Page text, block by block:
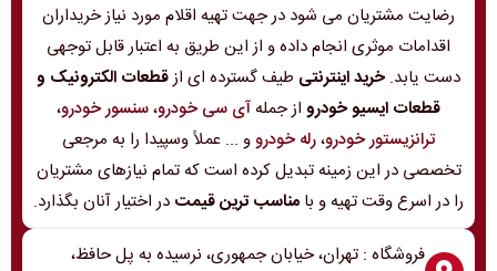
رضایت مشتریان می شود در جهت تهیه اقلام مورد نیاز خریداران
اقدامات موثری انجام داده و از این طریق به اعتبار قابل توجهی
دست یابد.خرید اینترنتی طیف گسترده ای ازقطعات الکترونیک و
قطعات ایسیو خودرو از جملهآی سی خودرو،سنسور خودرو،
ترانزیستور خودرو،رله خودروو ... عملاً وسپیدا را به مرجعی
تخصصی در این زمینه تبدیل کرده است که تمام نیازهای مشتریان
را در اسرع وقت تهیه و با مناسب ترین قیمت در اختیار آنان بگذارد.
فروشگاه : تهران، خیابان جمهوری، نرسیده به پل حافظ،